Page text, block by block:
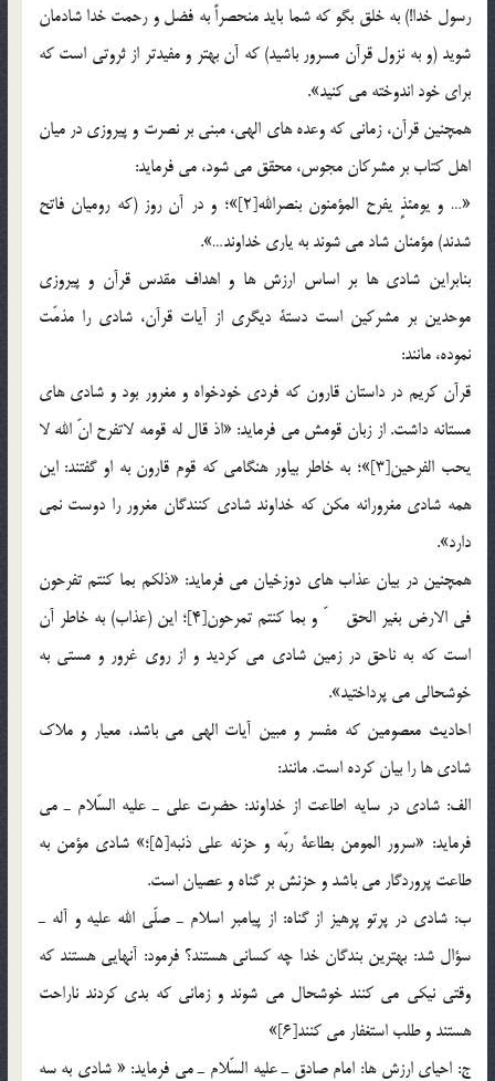
رسول خدا!) به خلق بگو كه شما بايد منحصراً به فضل و رحمت خدا شادمان
شويد (و به نزول قرآن مسرور باشيد) كه آن بهتر و مفيدتر از ثروتي است كه
براي خود اندوخته مي كنيد».
همچنين قرآن، زماني كه وعده هاي الهي، مبني بر نصرت و پيروزي در ميان
اهل كتاب بر مشركان مجوس، محقق مي شود، مي فرمايد:
«… و يومئذٍ يفرح المؤمنون بنصرالله[2]»؛ و در آن روز (كه روميان فاتح
شدند) مؤمنان شاد مي شوند به ياري خداوند…».
بنابراين شادي ها بر اساس ارزش ها و اهداف مقدس قرآن و پيروزي
موحدين بر مشركين است دستة ديگري از آيات قرآن، شادي را مذمّت
نموده، مانند:
قرآن كريم در داستان قارون كه فردي خودخواه و مغرور بود و شادي هاي
مستانه داشت. از زبان قومش مي فرمايد: «اذ قال له قومه لاتفرح انّ الله لا
يحب الفرحين[3]»؛ به خاطر بياور هنگامي كه قوم قارون به او گفتند: اين
همه شادي مغرورانه مكن كه خداوند شادي كنندگان مغرور را دوست نمي
دارد».
همچنين در بيان عذاب هاي دوزخيان مي فرمايد: «ذلكم بما كنتم تفرحون
في الارض بغير الحق ّ و بما كنتم تمرحون[4]؛ اين (عذاب) به خاطر آن
است كه به ناحق در زمين شادي مي كرديد و از روي غرور و مستي به
خوشحالي مي پرداختيد».
احاديث معصومين كه مفسر و مبين آيات الهي مي باشد، معيار و ملاك
شادي ها را بيان كرده است. مانند:
الف: شادي در سايه اطاعت از خداوند: حضرت علي ـ عليه السّلام ـ مي
فرمايد: «سرور المومن بطاعة ربّه و حزنه علي ذنبه[5]؛» شادي مؤمن به
طاعت پروردگار مي باشد و حزنش بر گناه و عصيان است.
ب: شادي در پرتو پرهيز از گناه: از پيامبر اسلام ـ صلّي الله عليه و آله ـ
سؤال شد: بهترين بندگان خدا چه كساني هستند؟ فرمود: آنهايي هستند كه
وقتي نيكي مي كنند خوشحال مي شوند و زماني كه بدي كردند ناراحت
هستند و طلب استغفار مي كنند[6]»
ج: احياي ارزش ها: امام صادق ـ عليه السّلام ـ مي فرمايد: « شادي به سه